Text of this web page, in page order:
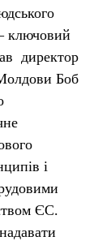
ключовий
директор
Боб
і
ЄС.